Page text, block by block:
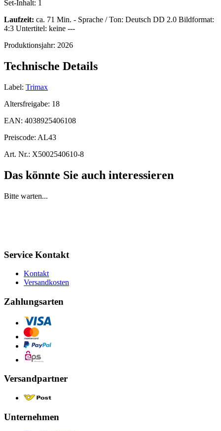
Set-Inhalt: 1
Laufzeit: ca. 71 Min. - Sprache / Ton: Deutsch DD 2.0 Bildformat:
4:3 Untertitel: keine ---
Produktionsjahr: 2026
Technische Details
Label: Trimax
Altersfreigabe: 18
EAN: 4038925406108
Preiscode: AL43
Art. Nr.: X5002540610-8
Das könnte Sie auch interessieren
Bitte warten...
Service Kontakt
Kontakt
Versandkosten
Zahlungsarten
Versandpartner
Unternehmen